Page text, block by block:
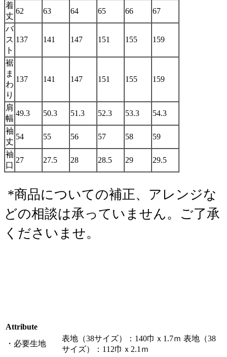
着
丈
62 63 64 65 66 67
バ
ス
ト
137 141 147 151 155 159
裾
ま
わ
り
137 141 147 151 155 159
肩
幅
49.3 50.3 51.3 52.3 53.3 54.3
袖
丈
54 55 56 57 58 59
袖
口
27 27.5 28 28.5 29 29.5
*商品についての補正、アレンジな
どの相談は承っていません。ご了承
くださいませ。
Attribute
・必要生地
表地（38サイズ）：140巾ｘ1.7ｍ 表地（38
サイズ）：112巾ｘ2.1ｍ